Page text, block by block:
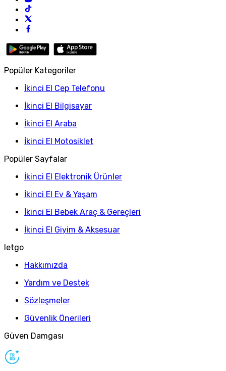
Popüler Kategoriler
İkinci El Cep Telefonu
İkinci El Bilgisayar
İkinci El Araba
İkinci El Motosiklet
Popüler Sayfalar
İkinci El Elektronik Ürünler
İkinci El Ev & Yaşam
İkinci El Bebek Araç & Gereçleri
İkinci El Giyim & Aksesuar
letgo
Hakkımızda
Yardım ve Destek
Sözleşmeler
Güvenlik Önerileri
Güven Damgası